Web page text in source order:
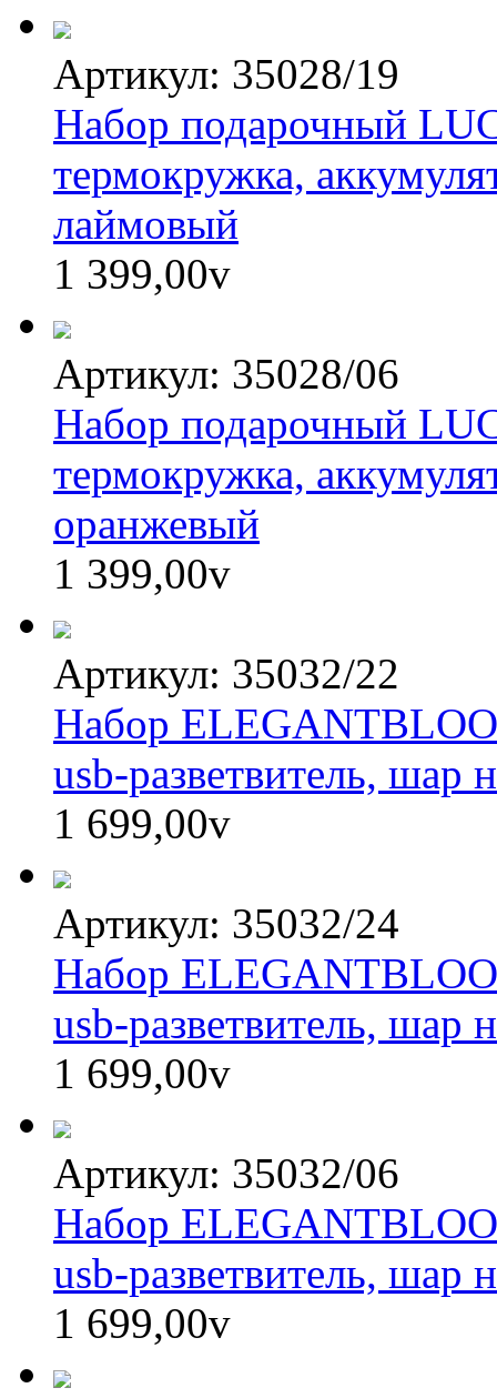
Артикул: 35028/19
Набор подарочный
термокружка,
лаймовый
1 399,00v
Артикул: 35028/06
Набор подарочный
термокружка,
оранжевый
1 399,00v
Артикул: 35032/22
Набор
usb-разветвитель, шар
1 699,00v
Артикул: 35032/24
Набор
usb-разветвитель, шар
1 699,00v
Артикул: 35032/06
Набор
usb-разветвитель, шар
1 699,00v